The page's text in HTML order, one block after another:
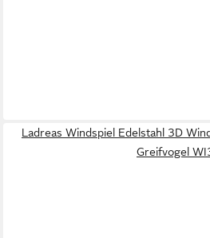
Ladreas Windspiel Edelstahl 3D
Greifvogel